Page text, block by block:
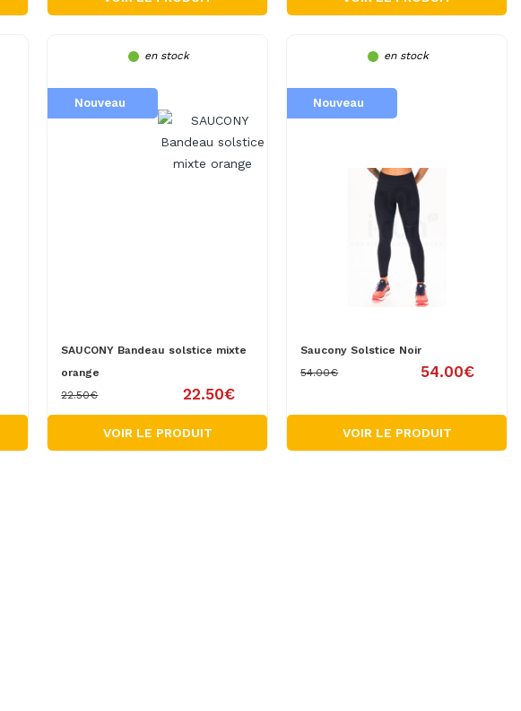
en stock
Nouveau
SAUCONY Bandeau solstice mixte
orange
22.50€
22.50€
VOIR LE PRODUIT
en stock
Nouveau
Saucony Solstice Noir
54.00€
54.00€
VOIR LE PRODUIT